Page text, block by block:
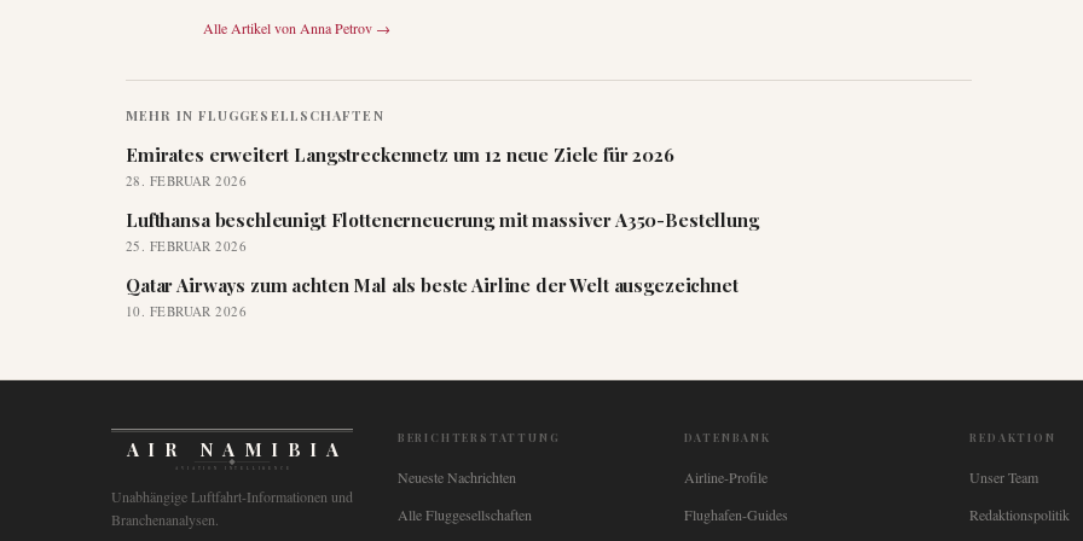
Alle Artikel von Anna Petrov →
MEHR IN FLUGGESELLSCHAFTEN
Emirates erweitert Langstreckennetz um 12 neue Ziele für 2026
28. FEBRUAR 2026
Lufthansa beschleunigt Flottenerneuerung mit massiver A350-Bestellung
25. FEBRUAR 2026
Qatar Airways zum achten Mal als beste Airline der Welt ausgezeichnet
10. FEBRUAR 2026
AIR NAMIBIA
AVIATION INTELLIGENCE
Unabhängige Luftfahrt-Informationen und
Branchenanalysen.
BERICHTERSTATTUNG
Neueste Nachrichten
Alle Fluggesellschaften
DATENBANK
Airline-Profile
Flughafen-Guides
REDAKTION
Unser Team
Redaktionspolitik